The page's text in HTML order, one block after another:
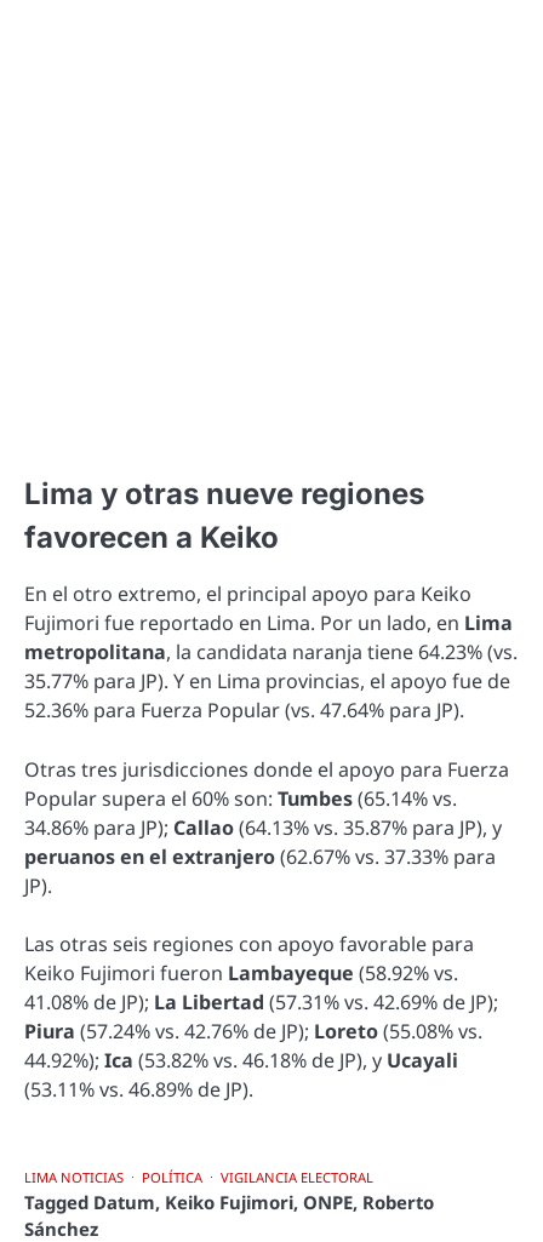
Lima y otras nueve regiones
favorecen a Keiko
En el otro extremo, el principal apoyo para Keiko
Fujimori fue reportado en Lima. Por un lado, en Lima
metropolitana, la candidata naranja tiene 64.23% (vs.
35.77% para JP). Y en Lima provincias, el apoyo fue de
52.36% para Fuerza Popular (vs. 47.64% para JP).
Otras tres jurisdicciones donde el apoyo para Fuerza
Popular supera el 60% son: Tumbes(65.14% vs.
34.86% para JP); Callao(64.13% vs. 35.87% para JP), y
peruanos en el extranjero(62.67% vs. 37.33% para
JP).
Las otras seis regiones con apoyo favorable para
Keiko Fujimori fueron Lambayeque (58.92% vs.
41.08% de JP); La Libertad (57.31% vs. 42.69% de JP);
Piura (57.24% vs. 42.76% de JP); Loreto(55.08% vs.
44.92%); Ica (53.82% vs. 46.18% de JP), y Ucayali
(53.11% vs. 46.89% de JP).
LIMA NOTICIAS POLÍTICA VIGILANCIA ELECTORAL
Tagged Datum, Keiko Fujimori, ONPE, Roberto
Sánchez